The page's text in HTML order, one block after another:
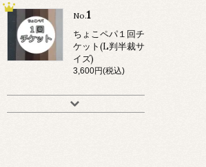
No.1
ちょこペパ１回チ
ケット(L判半裁サ
イズ)
3,600円(税込)